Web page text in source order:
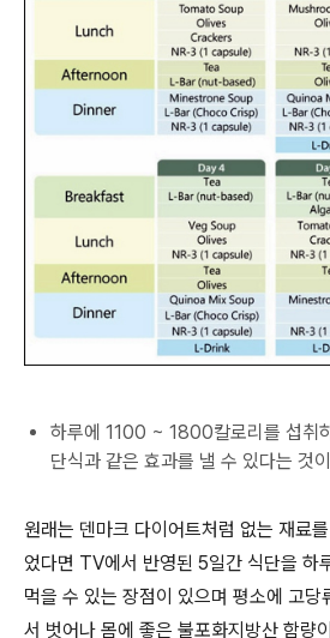
하루에 1100 ~ 1800칼로리를 섭취
단식과 같은 효과를 낼 수 있다는 것
원래는 덴마크 다이어트처럼 없는 재료
었다면 TV에서 반영된 5일간 식단을 하
먹을 수 있는 장점이 있으며 평소에 고당
서 벗어나 몸에 좋은 불포화지방산 함량